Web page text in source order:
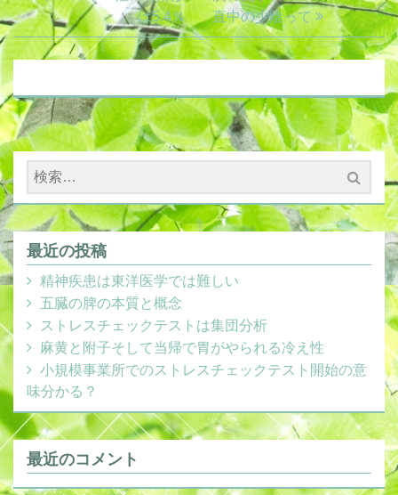
稿
ナ
ビ
ー
シ
ョ
ン
の
記
事:
は5.4％
次
の
記
直中の少陰って
検
索:
最近の投稿
精神疾患は東洋医学では難しい
五臓の脾の本質と概念
ストレスチェックテストは集団分析
麻黄と附子そして当帰で胃がやられる冷え性
小規模事業所でのストレスチェックテスト開始の意
味分かる？
最近のコメント